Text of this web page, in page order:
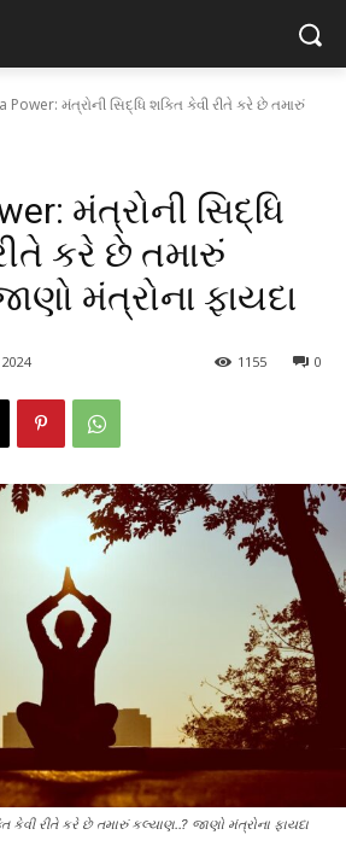
Power: મંત્રોની સિદ્ધિ શક્તિ કેવી રીતે કરે છે તમારું
મંત્રોની સિદ્ધિ
કરે છે તમારું
મંત્રોના ફાયદા
0
1155
કેવી રીતે કરે છે તમારું કલ્યાણ..? જાણો મંત્રોના ફાયદા